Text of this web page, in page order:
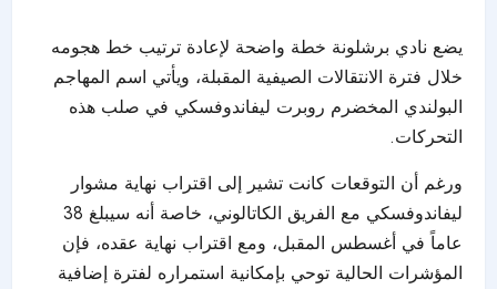
يضع نادي برشلونة خطة واضحة لإعادة ترتيب خط هجومه
خلال فترة الانتقالات الصيفية المقبلة، ويأتي اسم المهاجم
البولندي المخضرم روبرت ليفاندوفسكي في صلب هذه
التحركات.
ورغم أن التوقعات كانت تشير إلى اقتراب نهاية مشوار
ليفاندوفسكي مع الفريق الكاتالوني، خاصة أنه سيبلغ 38
عاماً في أغسطس المقبل، ومع اقتراب نهاية عقده، فإن
المؤشرات الحالية توحي بإمكانية استمراره لفترة إضافية